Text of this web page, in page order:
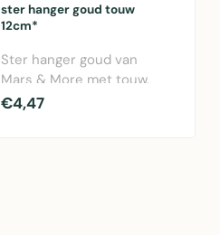
ster hanger goud touw
12cm*
Ster hanger goud van
Mars & More met touw.
Elegant metalen design,
€4,47